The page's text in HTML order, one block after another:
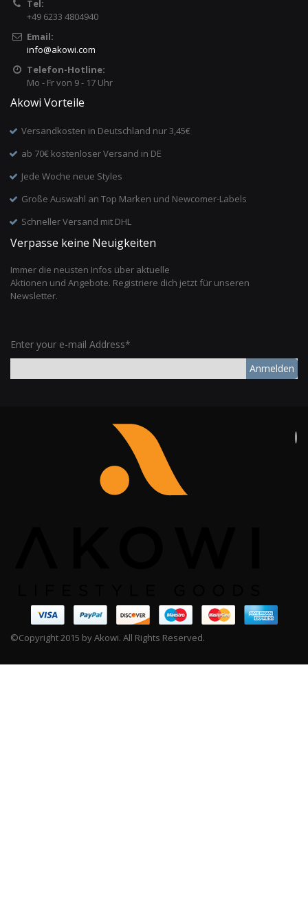
Tel:
+49 6233 4804940
Email:
info@akowi.com
Telefon-Hotline:
Mo - Fr von 9 - 17 Uhr
Akowi Vorteile
Versandkosten in Deutschland nur 3,45€
ab 70€ kostenloser Versand in DE
Jede Woche neue Styles
Große Auswahl an Top Marken und Newcomer-Labels
Schneller Versand mit DHL
Verpasse keine Neuigkeiten
Immer die neusten Infos über aktuelle
Aktionen und Angebote. Registriere dich jetzt für unseren
Newsletter.
Enter your e-mail Address*
Anmelden
©Copyright 2015 by Akowi. All Rights Reserved.